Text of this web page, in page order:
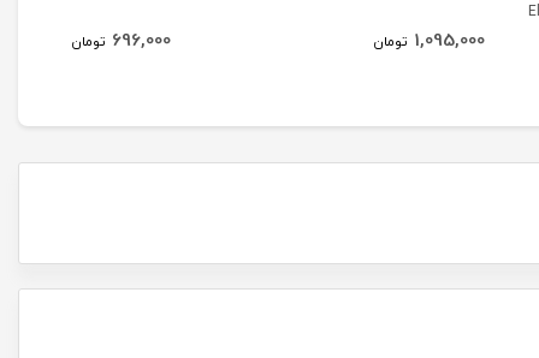
1,095,000 تومان 696,000 تومان